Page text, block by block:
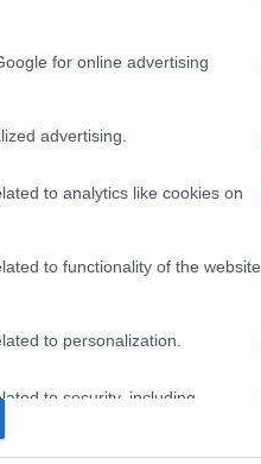
for online advertising
advertising.
to analytics like cookies on
to functionality of the website
to personalization.
to security, including
and other user protection.